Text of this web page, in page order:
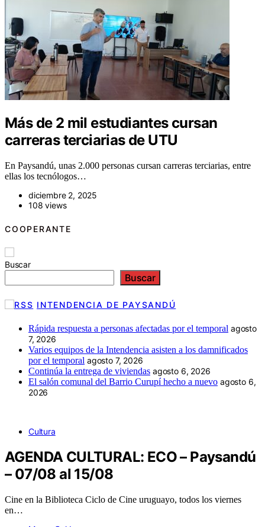
Más de 2 mil estudiantes cursan
carreras terciarias de UTU
En Paysandú, unas 2.000 personas cursan carreras terciarias, entre
ellas los tecnólogos…
diciembre 2, 2025
108 views
COOPERANTE
Buscar
Buscar
INTENDENCIA DE PAYSANDÚ
Rápida respuesta a personas afectadas por el temporal agosto
7, 2026
Varios equipos de la Intendencia asisten a los damnificados
por el temporal agosto 7, 2026
Continúa la entrega de viviendas agosto 6, 2026
El salón comunal del Barrio Curupí hecho a nuevo agosto 6,
2026
Cultura
AGENDA CULTURAL: ECO – Paysandú
– 07/08 al 15/08
Cine en la Biblioteca Ciclo de Cine uruguayo, todos los viernes
en…